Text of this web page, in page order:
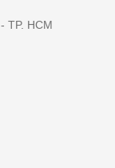
TP. HCM